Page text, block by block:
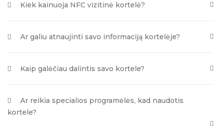
Kiek kainuoja NFC vizitinė kortelė?
Ar galiu atnaujinti savo informaciją kortelėje?
Kaip galėčiau dalintis savo kortele?
Ar reikia specialios programėlės, kad naudotis
kortele?